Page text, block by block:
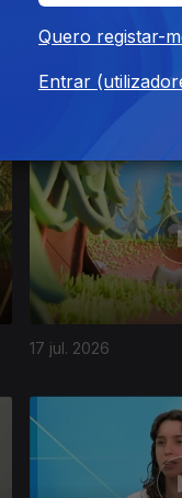
17 jul. 2026
Quero registar-
Entrar